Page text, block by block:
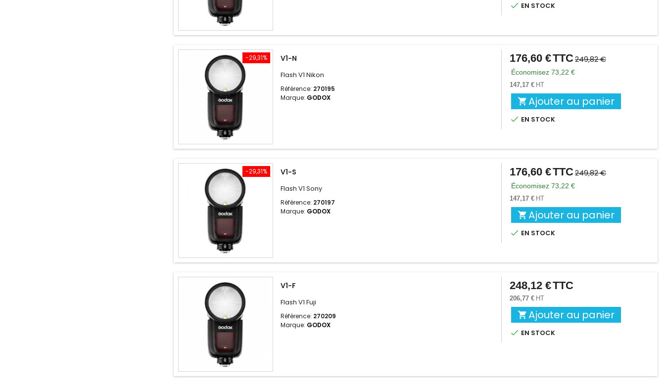
 EN STOCK
-29,31% V1-N
Flash V1 Nikon
Référence: 270195
Marque: GODOX
Prix
Prix
de
base
176,60 €TTC249,82 €
Économisez 73,22 €
147,17 € HT
 Ajouter au panier
 EN STOCK
-29,31% V1-S
Flash V1 Sony
Référence: 270197
Marque: GODOX
Prix
Prix
de
base
176,60 €TTC249,82 €
Économisez 73,22 €
147,17 € HT
 Ajouter au panier
 EN STOCK
V1-F
Flash V1 Fuji
Référence: 270209
Marque: GODOX
Prix
248,12 €TTC
206,77 € HT
 Ajouter au panier
 EN STOCK